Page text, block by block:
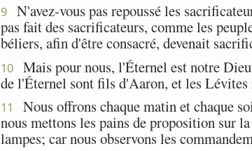
9
N'avez-vous pas repoussé les
pas fait des sacrificateurs, comme les
béliers, afin d'être consacré, devenait
10
Mais pour nous, l'Éternel est notre
de l'Éternel sont fils d'Aaron, et les
11
Nous offrons chaque matin et chaque
nous mettons les pains de proposition sur
lampes; car nous observons les